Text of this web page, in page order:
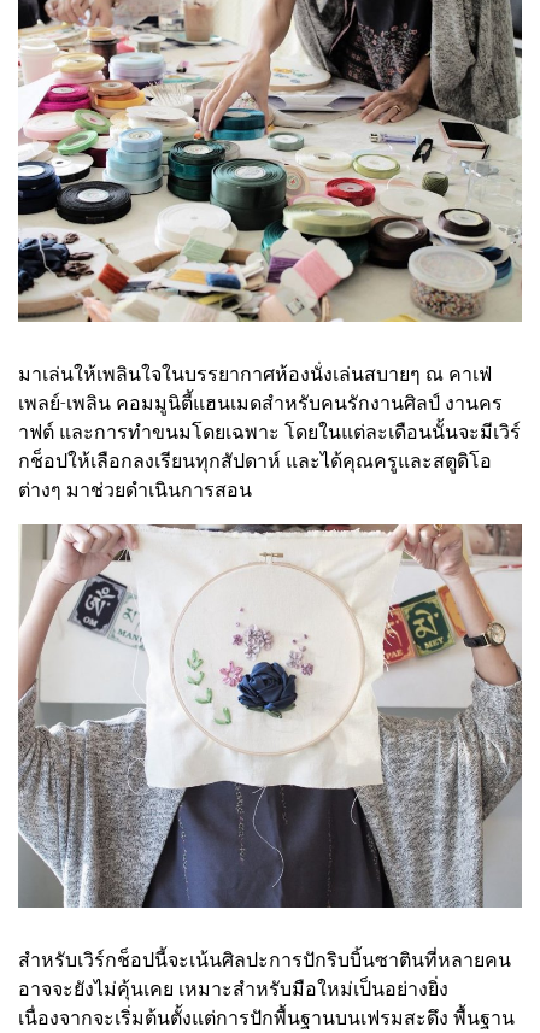
มาเล่นให้เพลินใจในบรรยากาศห้องนั่งเล่นสบายๆ ณ คาเฟ่
เพลย์-เพลิน คอมมูนิตี้แฮนเมดสำหรับคนรักงานศิลป์ งานคร
าฟต์ และการทำขนมโดยเฉพาะ โดยในแต่ละเดือนนั้นจะมีเวิร์
กช็อปให้เลือกลงเรียนทุกสัปดาห์ และได้คุณครูและสตูดิโอ
ต่างๆ มาช่วยดำเนินการสอน
สำหรับเวิร์กช็อปนี้จะเน้นศิลปะการปักริบบิ้นซาตินที่หลายคน
อาจจะยังไม่คุ้นเคย เหมาะสำหรับมือใหม่เป็นอย่างยิ่ง
เนื่องจากจะเริ่มต้นตั้งแต่การปักพื้นฐานบนเฟรมสะดึง พื้นฐาน